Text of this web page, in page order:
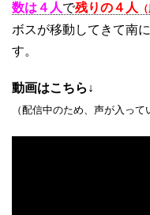
数は４人で残りの４人
ボスが移動してきて南
す。
動画はこちら↓
（配信中のため、声が入って